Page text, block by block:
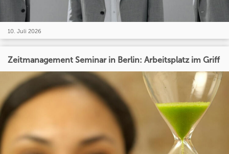
10. Juli 2026
Zeitmanagement Seminar in Berlin: Arbeitsplatz im Griff